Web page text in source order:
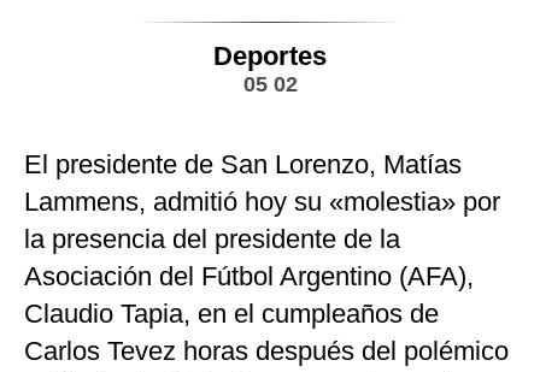
Deportes
05 02
El presidente de San Lorenzo, Matías
Lammens, admitió hoy su «molestia» por
la presencia del presidente de la
Asociación del Fútbol Argentino (AFA),
Claudio Tapia, en el cumpleaños de
Carlos Tevez horas después del polémico